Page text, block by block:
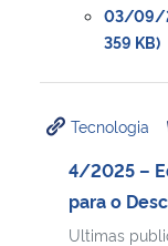
03/09/
359 KB)
Tecnologia
4/2025 –
para o
Ultimas